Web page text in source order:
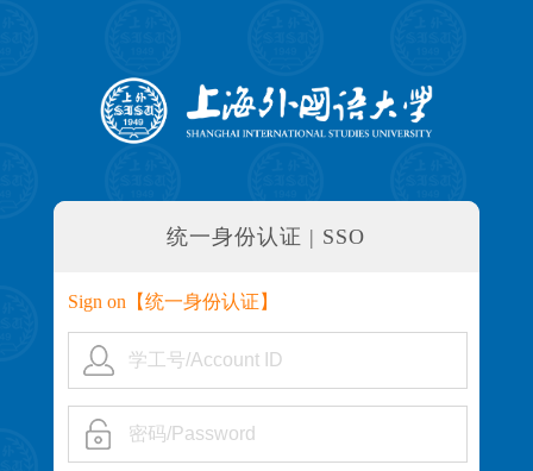
统一身份认证 | SSO
Sign on【统一身份认证 】